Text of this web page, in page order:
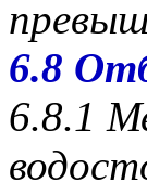
6.8
6.8.1